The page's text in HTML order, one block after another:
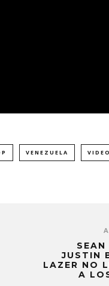
VENEZUELA
SEAN
JUSTIN
LAZER NO
A